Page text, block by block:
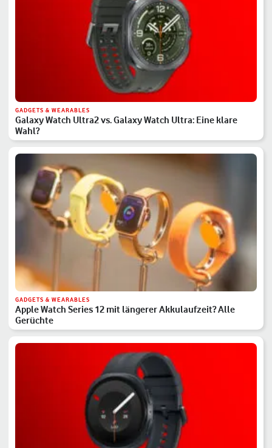
GADGETS & WEARABLES
Galaxy Watch Ultra2 vs. Galaxy Watch Ultra: Eine klare
Wahl?
GADGETS & WEARABLES
Apple Watch Series 12 mit längerer Akkulaufzeit? Alle
Gerüchte